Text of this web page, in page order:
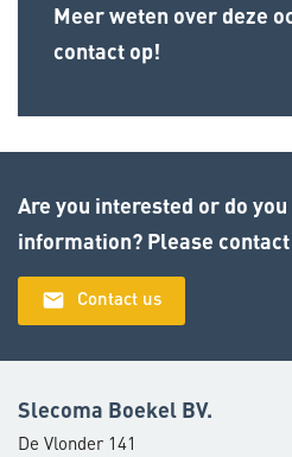
Meer weten over deze
contact op!
Are you interested or do
information? Please contact
email Contact us
Slecoma Boekel BV.
De Vlonder 141